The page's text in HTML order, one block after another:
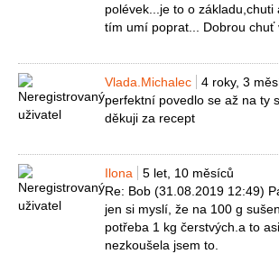
polévek...je to o
tím umí poprat... Dobrou chuť
Vlada.Michalec 4 roky, 3
perfektní povedlo se až na ty
děkuji za recept
Ilona
5 let, 10 měsíců
Re: Bob (31.08.2019 12:49)
jen si myslí, že na 100 g
potřeba 1 kg čerstvých.a to
nezkoušela jsem to.